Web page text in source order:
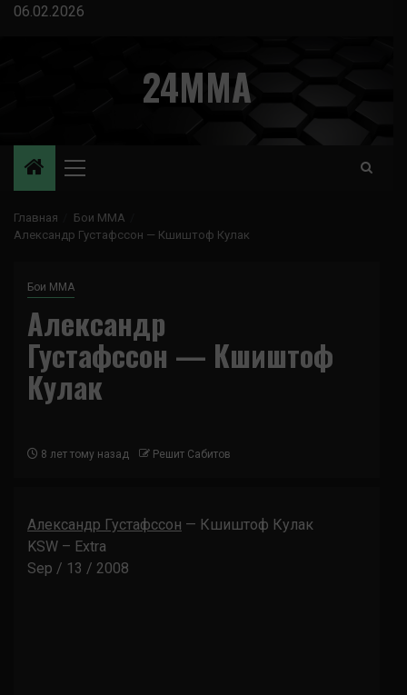
Перейти
06.02.2026
24MMA
Основное
Главная
Бои ММА
Александр Густафссон — Кшиштоф Кулак
Бои ММА
Александр
Густафссон — Кшиштоф
Кулак
8 лет тому назад Решит Сабитов
Александр Густафссон — Кшиштоф Кулак
KSW – Extra
Sep / 13 / 2008